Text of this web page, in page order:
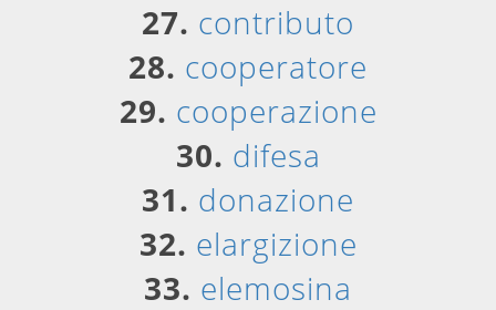
27. contributo
28. cooperatore
29. cooperazione
30. difesa
31. donazione
32. elargizione
33. elemosina